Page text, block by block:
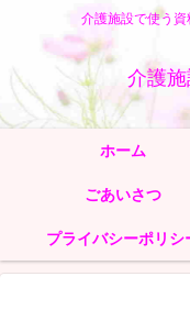
介護施設で使う
介護
ホーム
ごあいさつ
プライバシーポリシ